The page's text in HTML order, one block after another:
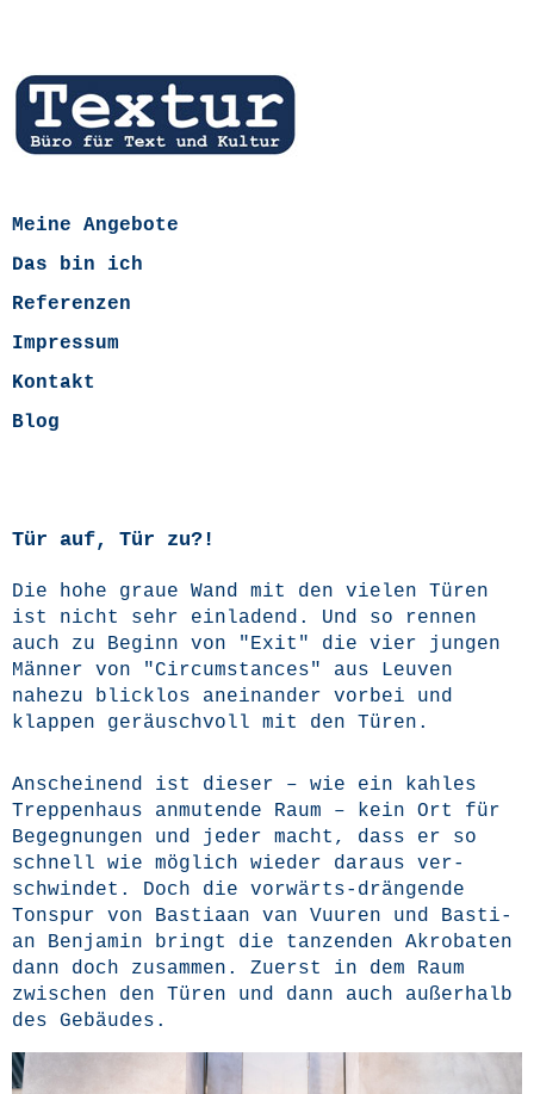
Meine Angebote
Das bin ich
Referenzen
Impressum
Kontakt
Blog
Tür auf, Tür zu?!
Die hohe graue Wand mit den vie­len Türen
ist nicht sehr ein­la­dend. Und so ren­nen
auch zu Beginn von "Exit" die vier jun­gen
Män­ner von
"Cir­cum­s­tances" aus Leu­ven
nahe­zu blick­los anein­an­der vor­bei und
klap­pen geräusch­voll mit den Türen.
Anschei­nend ist die­ser – wie ein kah­les
Trep­pen­haus anmu­ten­de Raum – kein Ort für
Begeg­nun­gen und jeder macht, dass er so
schnell wie mög­lich wie­der dar­aus ver­
schwin­det. Doch die vor­wärts-drän­gen­de
Ton­spur von Bas­tia­an van Vuuren und Bas­ti­
an Ben­ja­min bringt die tan­zen­den Akro­ba­ten
dann doch zusam­men. Zuerst in dem Raum
zwi­schen den Türen und dann auch außer­halb
des Gebäudes.